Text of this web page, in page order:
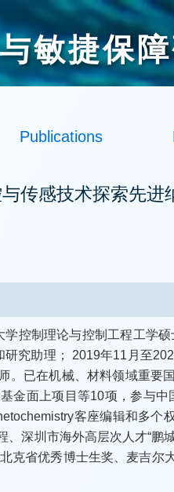
敏捷保
Publications
传感技术探索先
控制理论与控制工程工学
究助理； 2019年11月至
已在机械、材料领域重要
金面上项目等10项，参与
客座编辑和多个
深圳市海外高层次人才“鹏
克省优秀博士生奖、麦吉